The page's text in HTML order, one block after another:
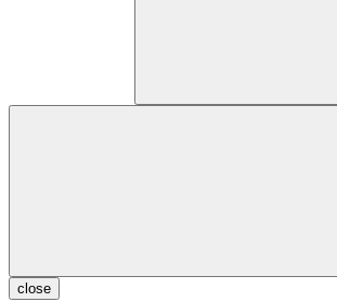
close